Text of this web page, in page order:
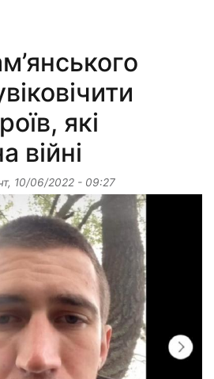
які
війні
10/06/2022 - 09:27